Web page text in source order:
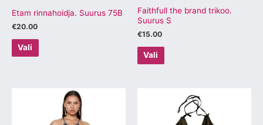
Etam rinnahoidja. Suurus 75B
€20.00
Vali
tootelehel.
Faithfull the brand trikoo.
Suurus S
€15.00
Vali
tootelehel.
tootel